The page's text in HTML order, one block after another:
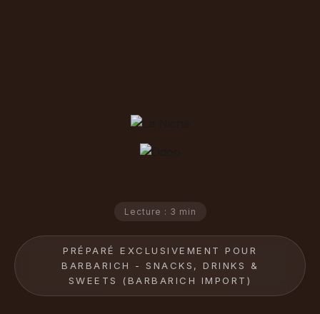
Lecture : 3 min
PRÉPARÉ EXCLUSIVEMENT POUR
BARBARICH - SNACKS, DRINKS &
SWEETS (BARBARICH IMPORT)